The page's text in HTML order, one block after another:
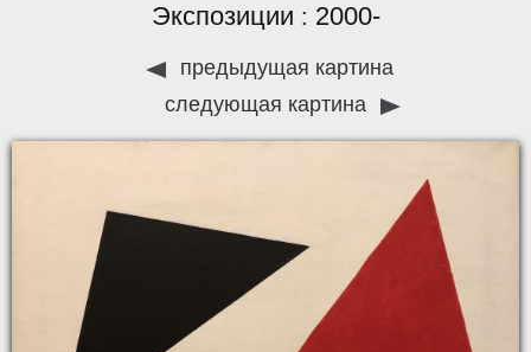
Экспозиции : 2000-
предыдущая картина
следующая картина